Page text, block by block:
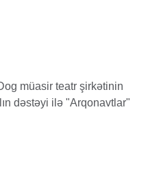
müasir teatr şirkətinin
dəstəyi ilə "Arqonavtlar"